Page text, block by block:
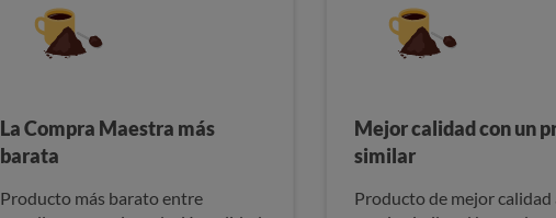
La Compra Maestra más
barata
Producto más barato entre
Mejor calidad con un
similar
Producto de mejor calidad